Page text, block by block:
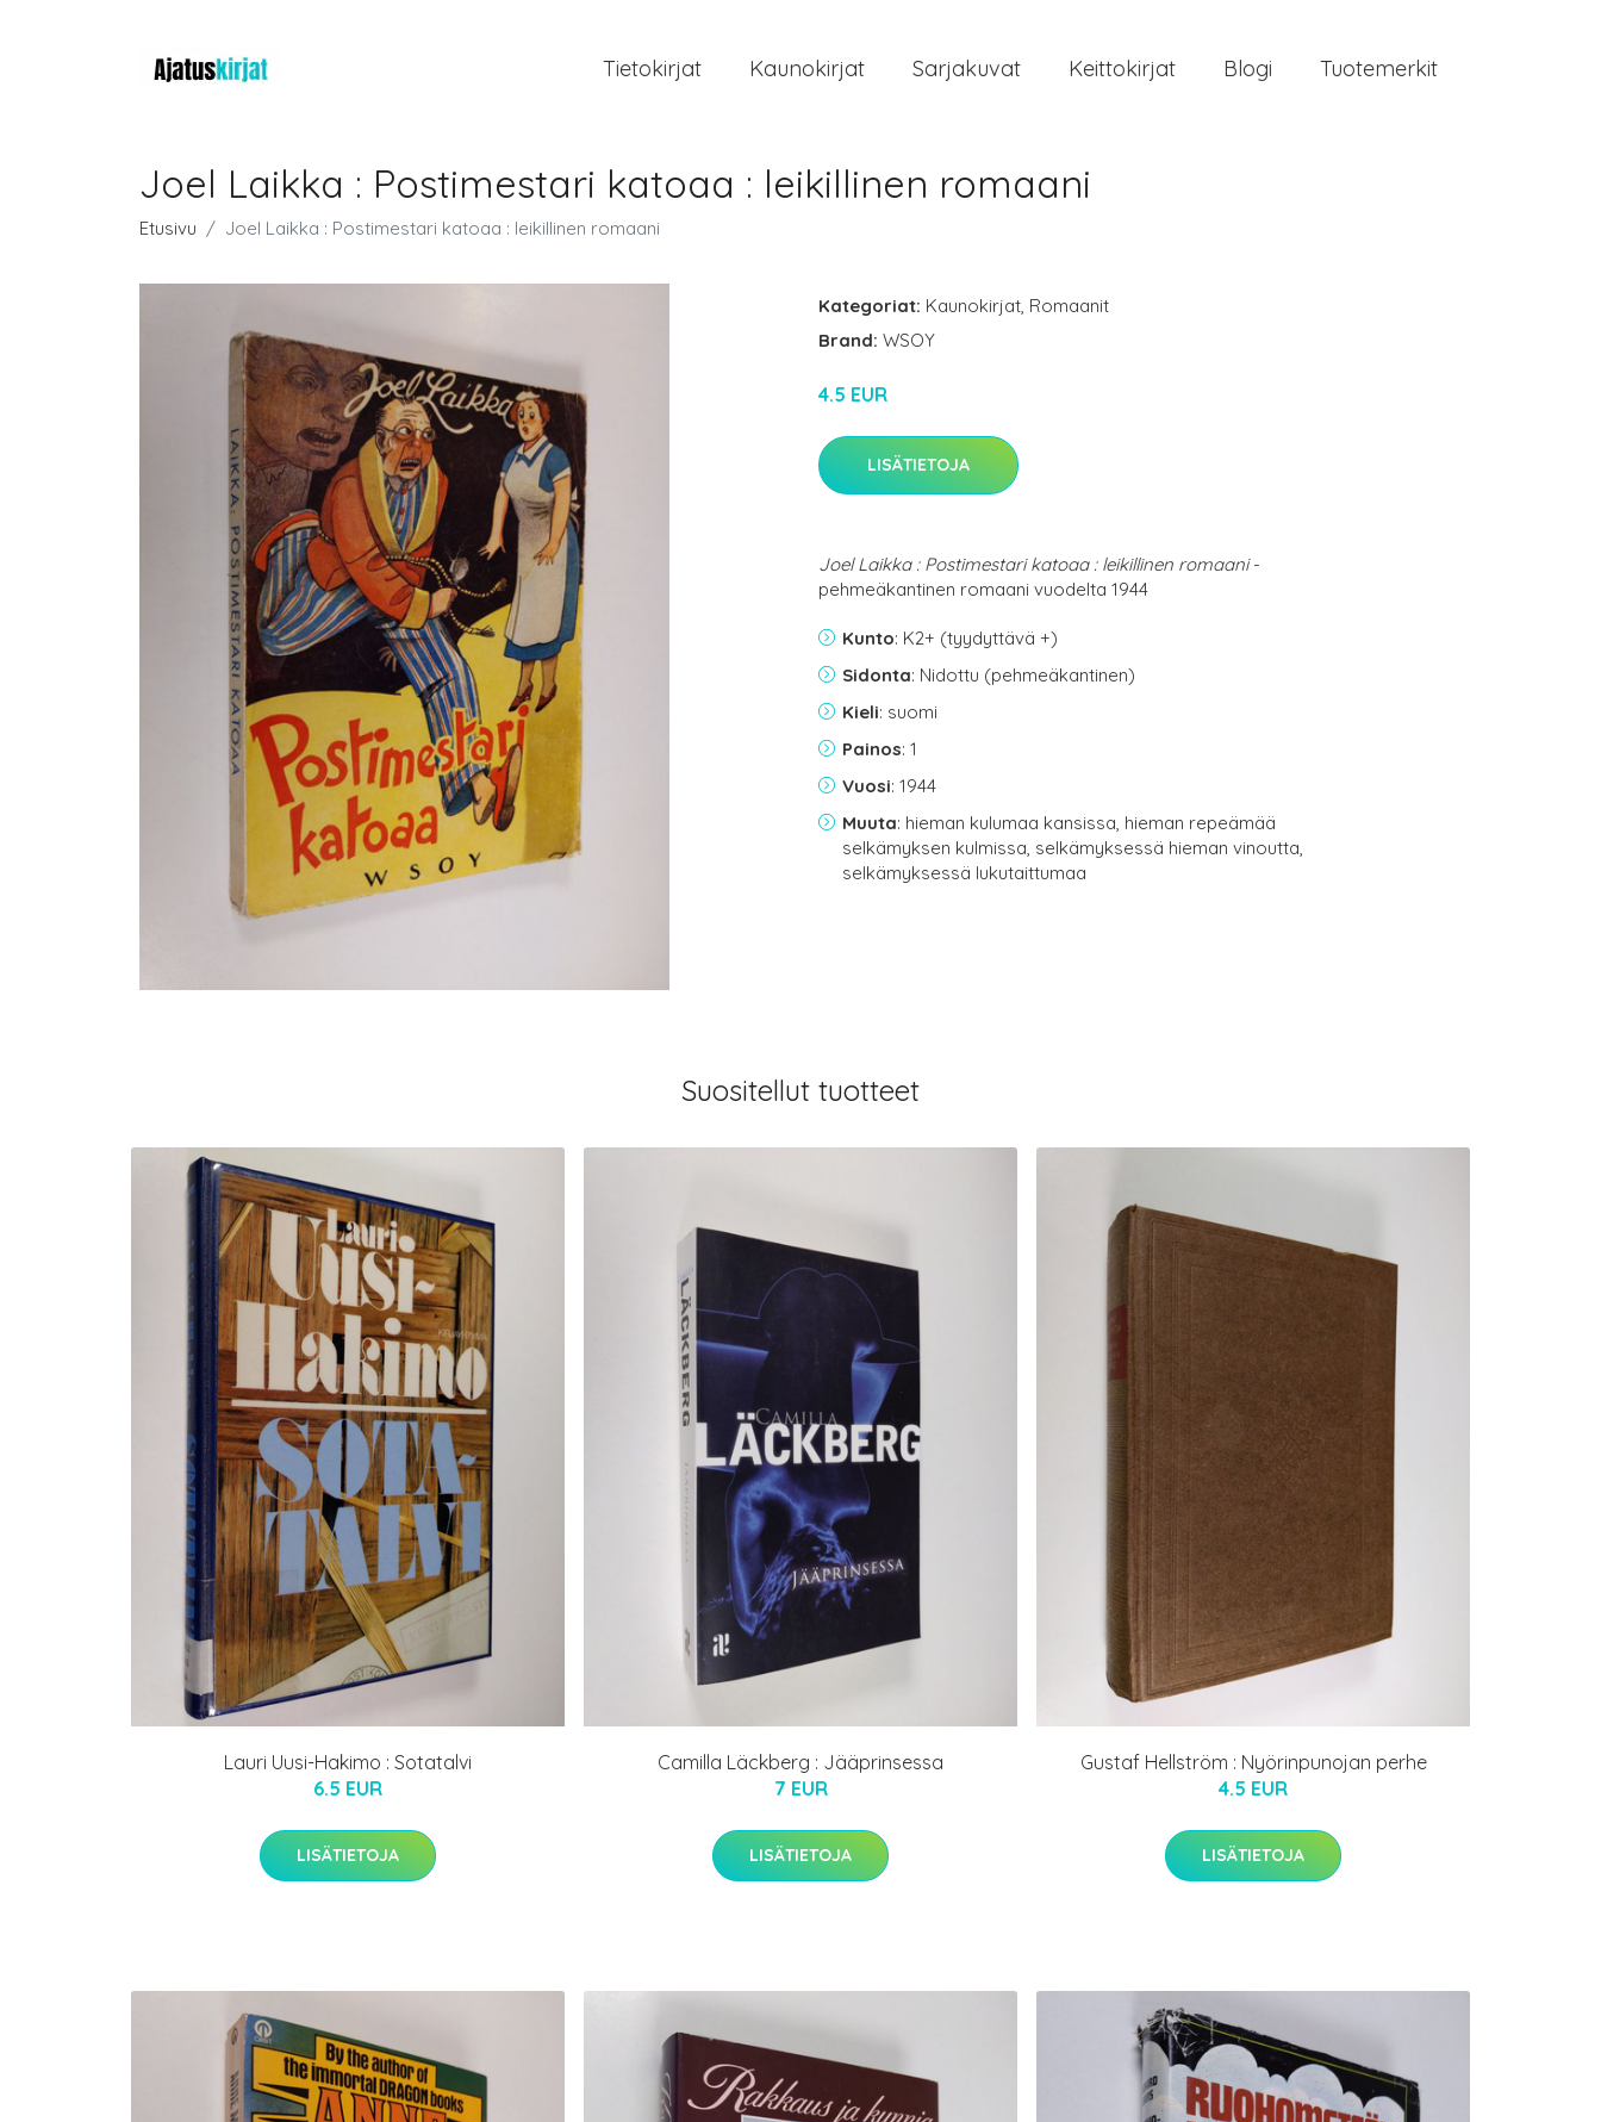
Tietokirjat Kaunokirjat Sarjakuvat Keittokirjat Blogi Tuotemerkit
Joel Laikka : Postimestari katoaa : leikillinen romaani
Etusivu Joel Laikka : Postimestari katoaa : leikillinen romaani
Kategoriat: Kaunokirjat, Romaanit
Brand: WSOY
4.5 EUR
LISÄTIETOJA
Joel Laikka : Postimestari katoaa : leikillinen romaani-
pehmeäkantinen romaani vuodelta 1944
Kunto: K2+ (tyydyttävä +)
Sidonta: Nidottu (pehmeäkantinen)
Kieli: suomi
Painos: 1
Vuosi: 1944
Muuta: hieman kulumaa kansissa, hieman repeämää
selkämyksen kulmissa, selkämyksessä hieman vinoutta,
selkämyksessä lukutaittumaa
Suositellut tuotteet
Lauri Uusi-Hakimo : Sotatalvi
6.5 EUR
LISÄTIETOJA
Camilla Läckberg : Jääprinsessa
7 EUR
LISÄTIETOJA
Gustaf Hellström : Nyörinpunojan perhe
4.5 EUR
LISÄTIETOJA